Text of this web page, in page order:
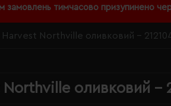
замовлень тимчасово призупинено
Harvest Northville оливковий -
Northville оливковий -